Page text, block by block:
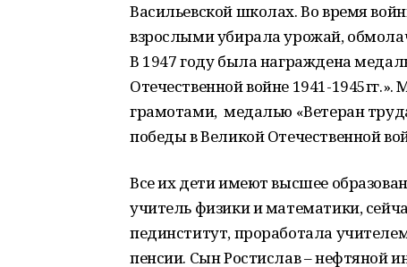
Васильевской школах. Во время
взрослыми убирала урожай,
В 1947 году была награждена
Отечественной войне 1941-
грамотами, медалью «Ветеран
победы в Великой Отечественной
Все их дети имеют высшее
учитель физики и математики,
пединститут, проработала
пенсии. Сын Ростислав – нефтяной